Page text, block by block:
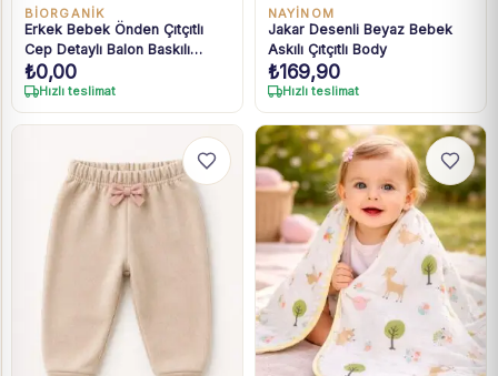
BIORGANIK
Erkek Bebek Önden Çıtçıtlı
Cep Detaylı Balon Baskılı
Yelek
₺0,00
Hızlı teslimat
NAYİNOM
Jakar Desenli Beyaz Bebek
Askılı Çıtçıtlı Body
₺169,90
Hızlı teslimat